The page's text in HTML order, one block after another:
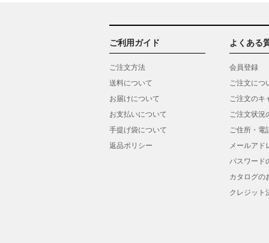
ご利用ガイド
ご注文方法
送料について
お届けについて
お支払いについて
手提げ袋について
返品ポリシー
よくある
会員登録
ご注文につ
ご注文のキ
ご注文状況
ご住所・電
メールアド
パスワード
カタログの
クレジット